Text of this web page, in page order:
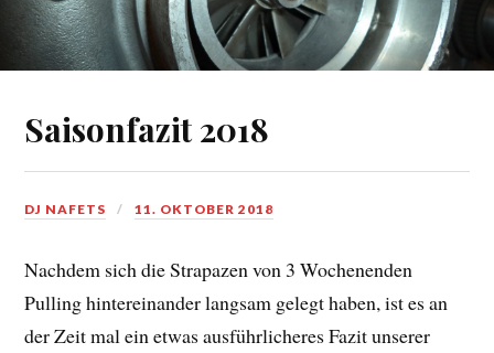
Saisonfazit 2018
DJ NAFETS 11. OKTOBER 2018
Nachdem sich die Strapazen von 3 Wochenenden
Pulling hintereinander langsam gelegt haben, ist es an
der Zeit mal ein etwas ausführlicheres Fazit unserer